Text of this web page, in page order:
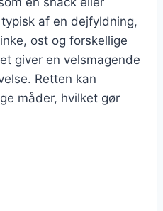
af en dejfyldning,
ost og forskellige
giver en velsmagende
Retten kan
måder, hvilket gør